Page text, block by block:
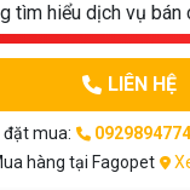
tìm hiểu dịch vụ
LIÊN HỆ
đặt mua: 0929894774
hàng tại Fagopet